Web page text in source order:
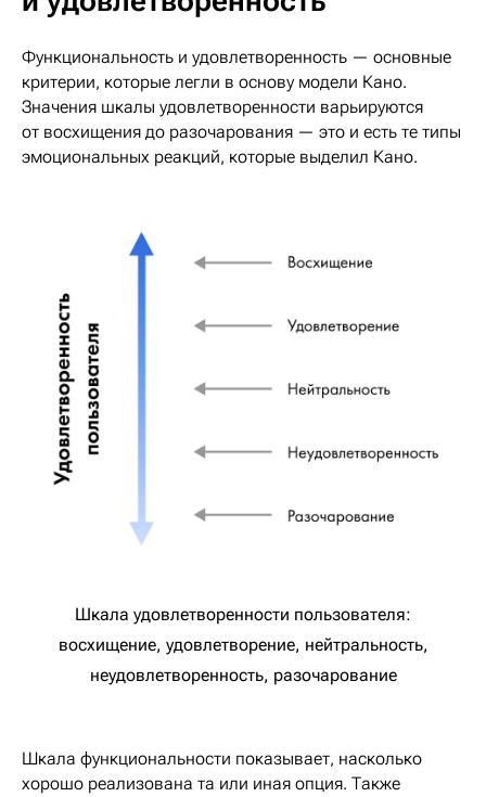
Функциональность и удовлетворенность — основные
критерии, которые легли в основу модели Кано.
Значения шкалы удовлетворенности варьируются
от восхищения до разочарования — это и есть те типы
эмоциональных реакций, которые выделил Кано.
Шкала удовлетворенности пользователя:
восхищение, удовлетворение, нейтральность,
неудовлетворенность, разочарование
Шкала функциональности показывает, насколько
хорошо реализована та или иная опция. Также